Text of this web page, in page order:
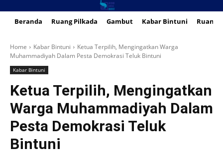
Beranda Ruang Pilkada Gambut Kabar Bintuni Ruang
Home Kabar Bintuni
Ketua Terpilih, Mengingatkan Warga
Muhammadiyah Dalam Pesta Demokrasi Teluk Bintuni
Kabar Bintuni
Ketua Terpilih, Mengingatkan
Warga Muhammadiyah Dalam
Pesta Demokrasi Teluk
Bintuni